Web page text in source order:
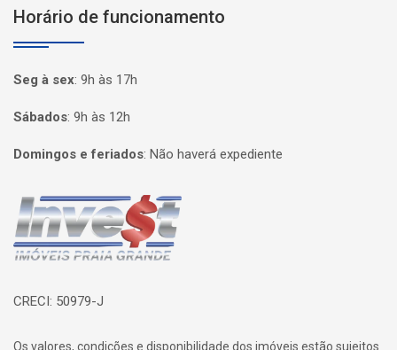
Horário de funcionamento
Seg à sex: 9h às 17h
Sábados: 9h às 12h
Domingos e feriados: Não haverá expediente
Página inicial
CRECI: 50979-J
Os valores, condições e disponibilidade dos imóveis estão sujeitos